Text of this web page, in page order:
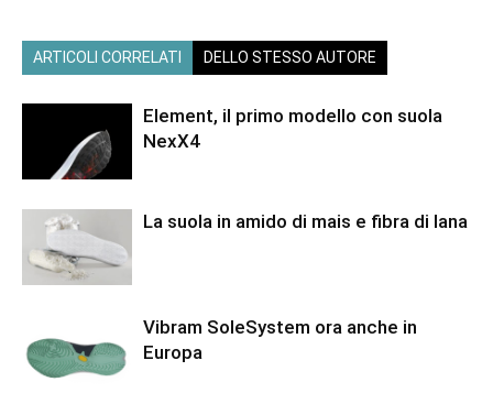
ARTICOLI CORRELATI DELLO STESSO AUTORE
Element, il primo modello con suola
NexX4
La suola in amido di mais e fibra di lana
Vibram SoleSystem ora anche in
Europa